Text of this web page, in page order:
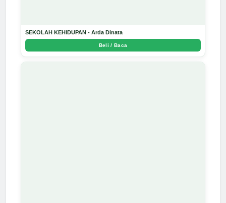
SEKOLAH KEHIDUPAN - Arda Dinata
Beli / Baca